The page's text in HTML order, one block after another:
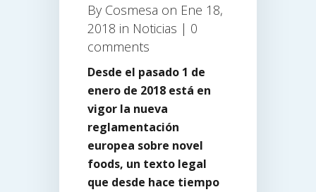
By Cosmesa on Ene 18,
2018 in Noticias | 0
comments
Desde el pasado 1 de
enero de 2018 está en
vigor la nueva
reglamentación
europea sobre novel
foods, un texto legal
que desde hace tiempo